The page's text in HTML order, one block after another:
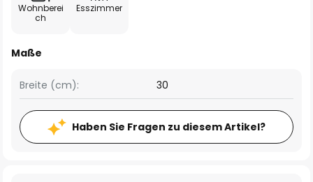
Wohnberei
ch
Esszimmer
Maße
Breite (cm): 30
Haben Sie Fragen zu diesem Artikel?